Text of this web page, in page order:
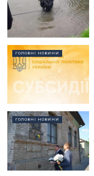
ГОЛОВНІ НОВИНИ
ГОЛОВНІ НОВИНИ